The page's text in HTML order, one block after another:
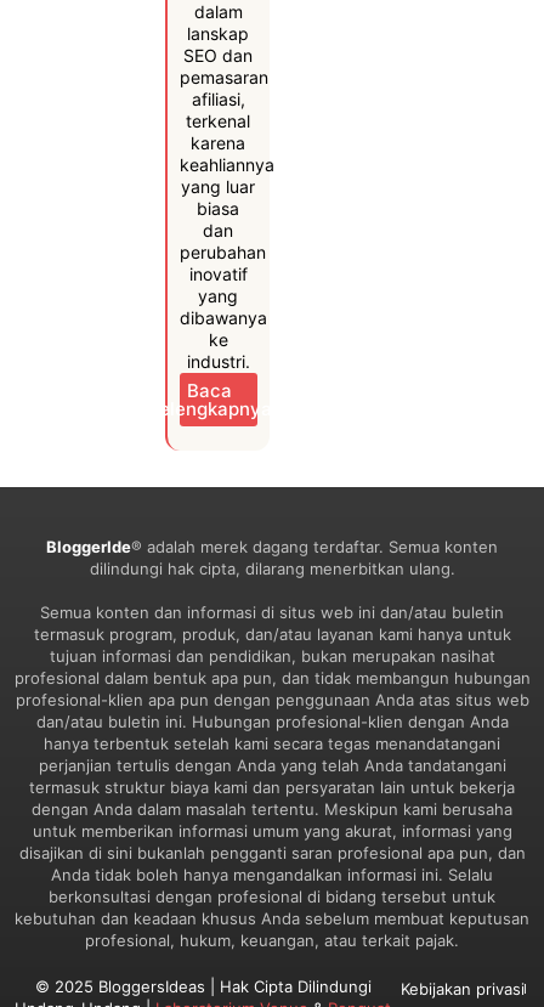
dalam
lanskap
SEO dan
pemasaran
afiliasi,
terkenal
karena
keahliannya
yang luar
biasa
dan
perubahan
inovatif
yang
dibawanya
ke
industri.
Baca
Selengkapnya
BloggerIde® adalah merek dagang terdaftar. Semua konten
dilindungi hak cipta, dilarang menerbitkan ulang.
Semua konten dan informasi di situs web ini dan/atau buletin
termasuk program, produk, dan/atau layanan kami hanya untuk
tujuan informasi dan pendidikan, bukan merupakan nasihat
profesional dalam bentuk apa pun, dan tidak membangun hubungan
profesional-klien apa pun dengan penggunaan Anda atas situs web
dan/atau buletin ini. Hubungan profesional-klien dengan Anda
hanya terbentuk setelah kami secara tegas menandatangani
perjanjian tertulis dengan Anda yang telah Anda tandatangani
termasuk struktur biaya kami dan persyaratan lain untuk bekerja
dengan Anda dalam masalah tertentu. Meskipun kami berusaha
untuk memberikan informasi umum yang akurat, informasi yang
disajikan di sini bukanlah pengganti saran profesional apa pun, dan
Anda tidak boleh hanya mengandalkan informasi ini. Selalu
berkonsultasi dengan profesional di bidang tersebut untuk
kebutuhan dan keadaan khusus Anda sebelum membuat keputusan
profesional, hukum, keuangan, atau terkait pajak.
© 2025 BloggersIdeas | Hak Cipta Dilindungi
Kebijakan privasi